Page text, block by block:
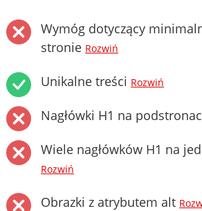
Wymóg dotyczący
stronie Rozwiń
Unikalne treści Rozwiń
Nagłówki H1 na
Wiele nagłówków H1 na
Rozwiń
Obrazki z atrybutem alt